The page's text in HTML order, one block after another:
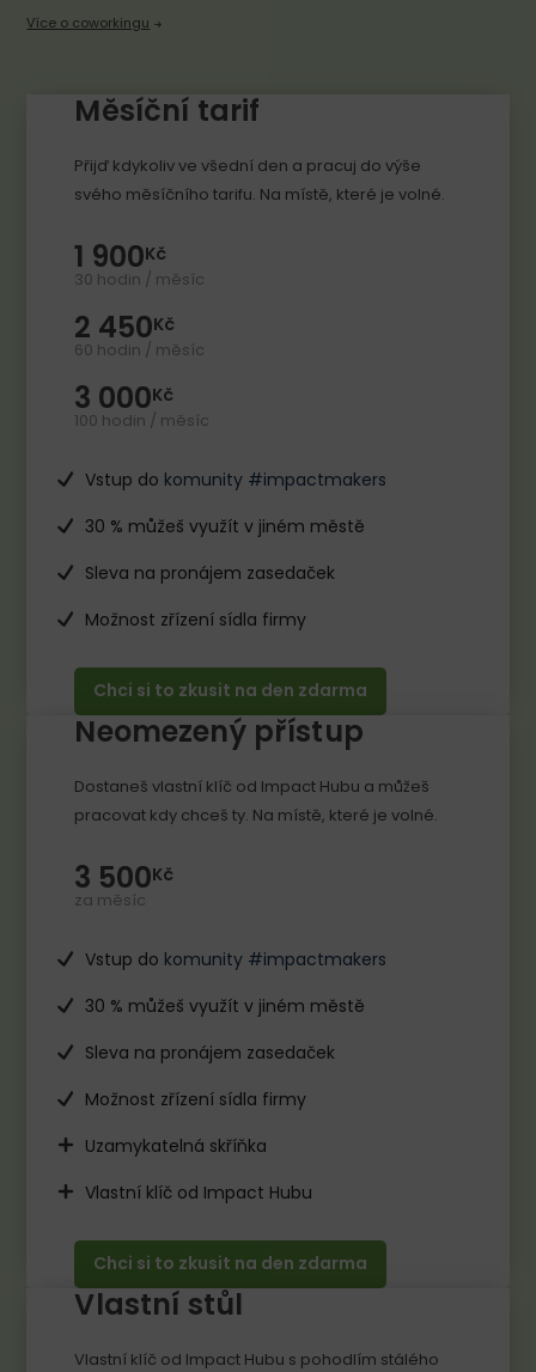
Více o coworkingu
Měsíční tarif
Přijď kdykoliv ve všední den a pracuj do výše
svého měsíčního tarifu. Na místě, které je volné.
1 900Kč
30 hodin / měsíc
2 450Kč
60 hodin / měsíc
3 000Kč
100 hodin / měsíc
Vstup do komunity #impactmakers
30 % můžeš využít v jiném městě
Sleva na pronájem zasedaček
Možnost zřízení sídla firmy
Chci si to zkusit na den zdarma
Neomezený přístup
Dostaneš vlastní klíč od Impact Hubu a můžeš
pracovat kdy chceš ty. Na místě, které je volné.
3 500Kč
za měsíc
Vstup do komunity #impactmakers
30 % můžeš využít v jiném městě
Sleva na pronájem zasedaček
Možnost zřízení sídla firmy
Uzamykatelná skříňka
Vlastní klíč od Impact Hubu
Chci si to zkusit na den zdarma
Vlastní stůl
Vlastní klíč od Impact Hubu s pohodlím stálého